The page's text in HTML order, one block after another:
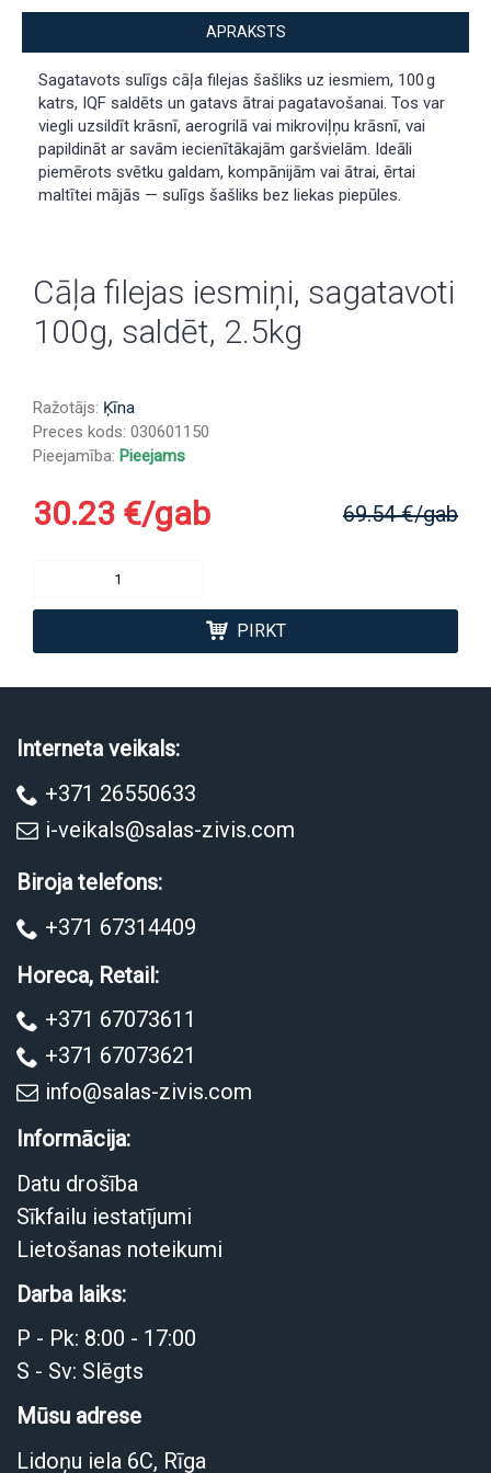
APRAKSTS
Sagatavots sulīgs cāļa filejas šašliks uz iesmiem, 100 g
katrs, IQF saldēts un gatavs ātrai pagatavošanai. Tos var
viegli uzsildīt krāsnī, aerogrilā vai mikroviļņu krāsnī, vai
papildināt ar savām iecienītākajām garšvielām. Ideāli
piemērots svētku galdam, kompānijām vai ātrai, ērtai
maltītei mājās — sulīgs šašliks bez liekas piepūles.
Cāļa filejas iesmiņi, sagatavoti
100g, saldēt, 2.5kg
Ražotājs: Ķīna
Preces kods: 030601150
Pieejamība: Pieejams
30.23 €/gab 69.54 €/gab
PIRKT
Interneta veikals:
+371 26550633
i-veikals@salas-zivis.com
Biroja telefons:
+371 67314409
Horeca, Retail:
+371 67073611
+371 67073621
info@salas-zivis.com
Informācija:
Datu drošība
Sīkfailu iestatījumi
Lietošanas noteikumi
Darba laiks:
P - Pk: 8:00 - 17:00
S - Sv: Slēgts
Mūsu adrese
Lidoņu iela 6C, Rīga